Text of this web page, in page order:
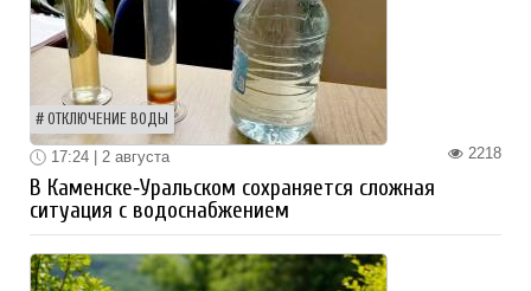
ОТКЛЮЧЕНИЕ ВОДЫ
2218
17:24 | 2 августа
В Каменске‑Уральском сохраняется сложная
ситуация с водоснабжением